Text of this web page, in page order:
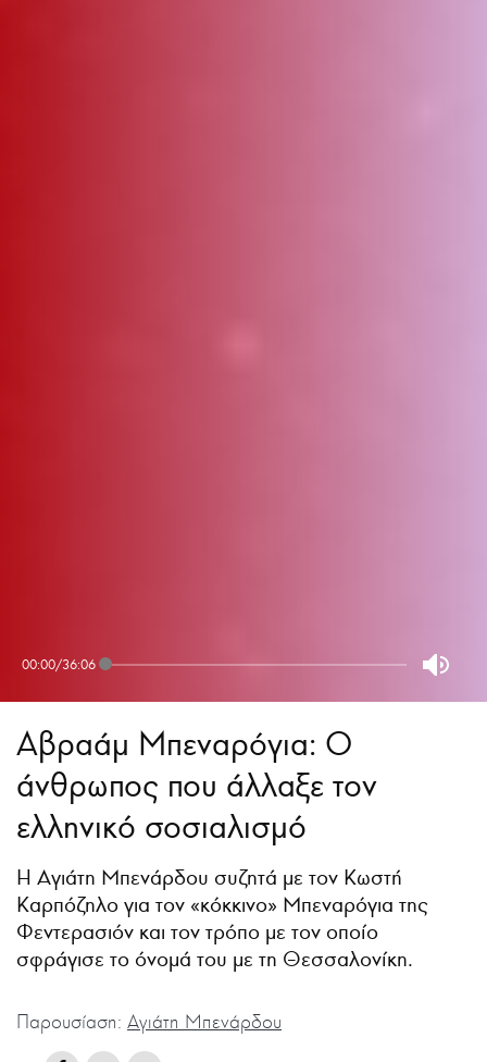
Αβραάμ Μπεναρόγια: Ο
άνθρωπος που άλλαξε τον
ελληνικό σοσιαλισμό
Η Αγιάτη Μπενάρδου συζητά με τον Κωστή
Καρπόζηλο για τον «κόκκινο» Μπεναρόγια της
Φεντερασιόν και τον τρόπο με τον οποίο
σφράγισε το όνομά του με τη Θεσσαλονίκη.
00:00/36:06
Παρουσίαση: Αγιάτη Μπενάρδου